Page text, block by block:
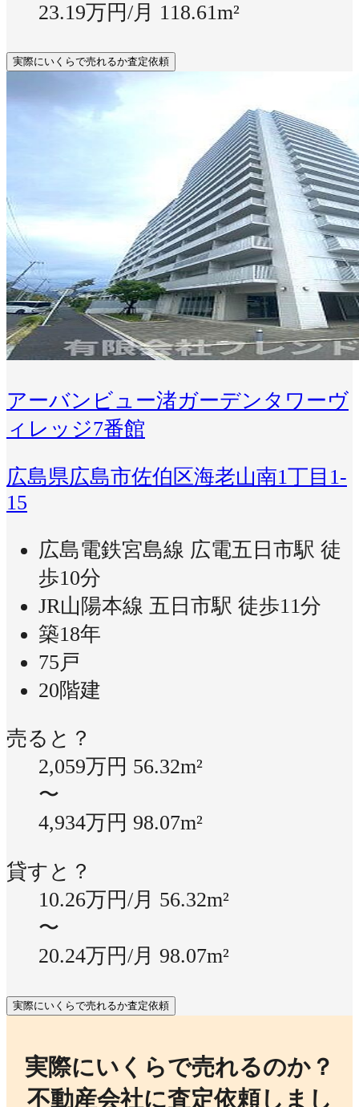
23.19万円/月 118.61m²
実際にいくらで売れるか査定依頼
アーバンビュー渚ガーデンタワーヴ
ィレッジ7番館
広島県広島市佐伯区海老山南1丁目1-
15
広島電鉄宮島線 広電五日市駅 徒
歩10分
JR山陽本線 五日市駅 徒歩11分
築18年
75戸
20階建
売ると？
2,059万円 56.32m²
〜
4,934万円 98.07m²
貸すと？
10.26万円/月 56.32m²
〜
20.24万円/月 98.07m²
実際にいくらで売れるか査定依頼
実際にいくらで売れるのか？
不動産会社に査定依頼しまし